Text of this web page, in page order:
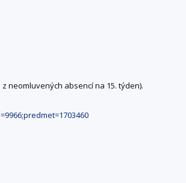
neomluvených absencí na 15. týden).